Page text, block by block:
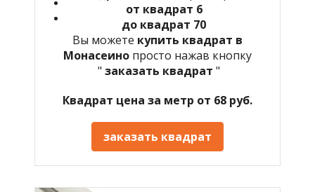
от квадрат 6
до квадрат 70
Вы можете купить квадрат в
Монасеино просто нажав кнопку
" заказать квадрат "
Квадрат цена за метр от 68 руб.
заказать квадрат